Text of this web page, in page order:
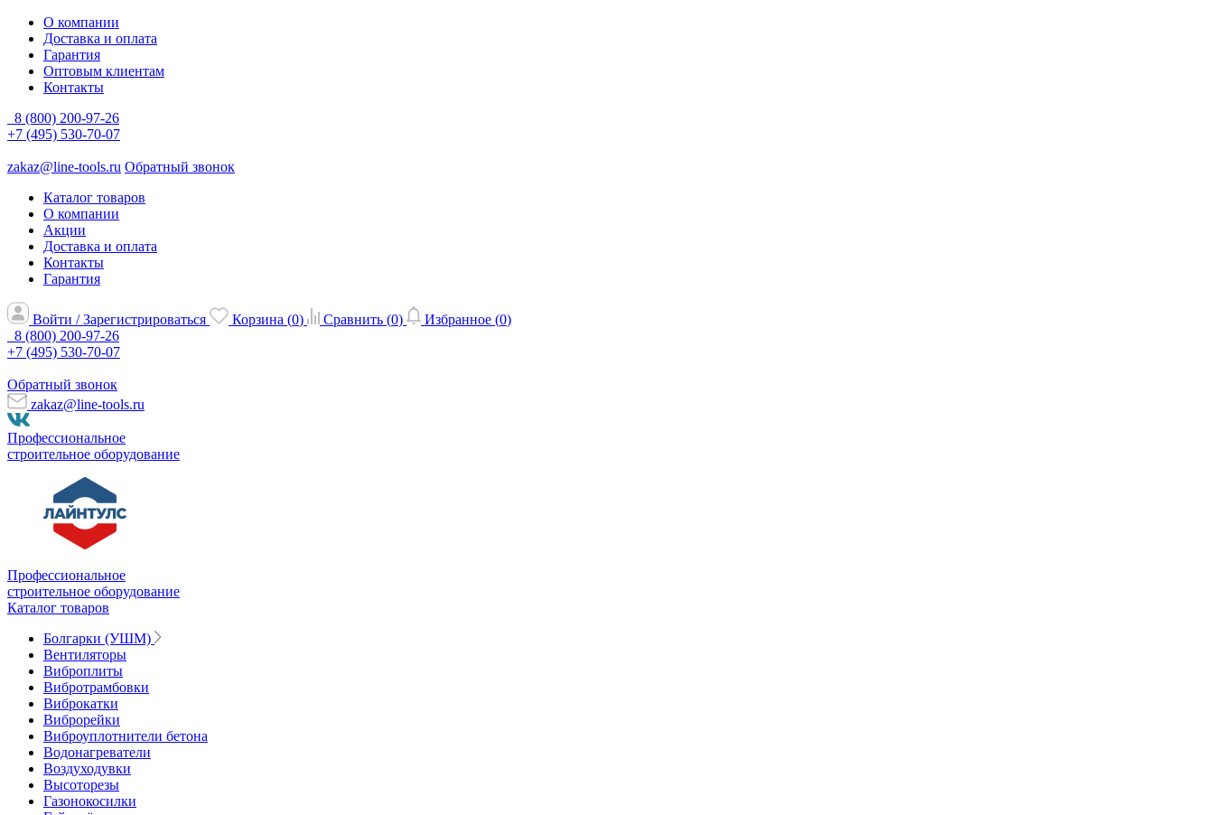
О компании
Доставка и оплата
Гарантия
Оптовым клиентам
Контакты
8 (800) 200-97-26
+7 (495) 530-70-07
zakaz@line-tools.ru Обратный звонок
Каталог товаров
О компании
Акции
Доставка и оплата
Контакты
Гарантия
Войти / Зарегистрироваться Корзина (0) Сравнить (0) Избранное (0)
8 (800) 200-97-26
+7 (495) 530-70-07
Обратный звонок
zakaz@line-tools.ru
Профессиональное
строительное оборудование
Профессиональное
строительное оборудование
Каталог товаров
Болгарки (УШМ)
Вентиляторы
Виброплиты
Вибротрамбовки
Виброкатки
Виброрейки
Виброуплотнители бетона
Водонагреватели
Воздуходувки
Высоторезы
Газонокосилки